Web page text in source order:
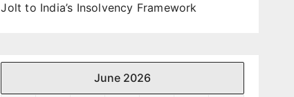
Jolt to India’s Insolvency Framework
June 2026